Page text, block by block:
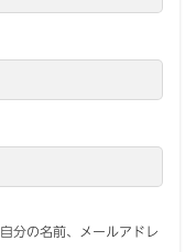
分の名前、メールアドレ